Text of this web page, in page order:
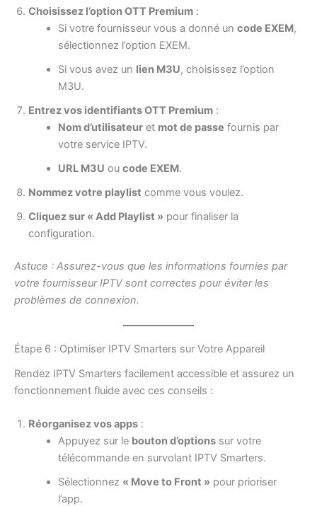
Choisissez l’option OTT Premium :
Si votre fournisseur vous a donné un code EXEM,
sélectionnez l’option EXEM.
Si vous avez un lien M3U, choisissez l’option
M3U.
Entrez vos identifiants OTT Premium :
Nom d’utilisateuret mot de passe fournis par
votre service IPTV.
URL M3U ou code EXEM.
Nommez votre playlist comme vous voulez.
Cliquez sur « Add Playlist » pour finaliser la
configuration.
Astuce : Assurez-vous que les informations fournies par
votre fournisseur IPTV sont correctes pour éviter les
problèmes de connexion.
Étape 6 : Optimiser IPTV Smarters sur Votre Appareil
Rendez IPTV Smarters facilement accessible et assurez un
fonctionnement fluide avec ces conseils :
Réorganisez vos apps :
Appuyez sur le bouton d’optionssur votre
télécommande en survolant IPTV Smarters.
Sélectionnez « Move to Front » pour prioriser
l’app.